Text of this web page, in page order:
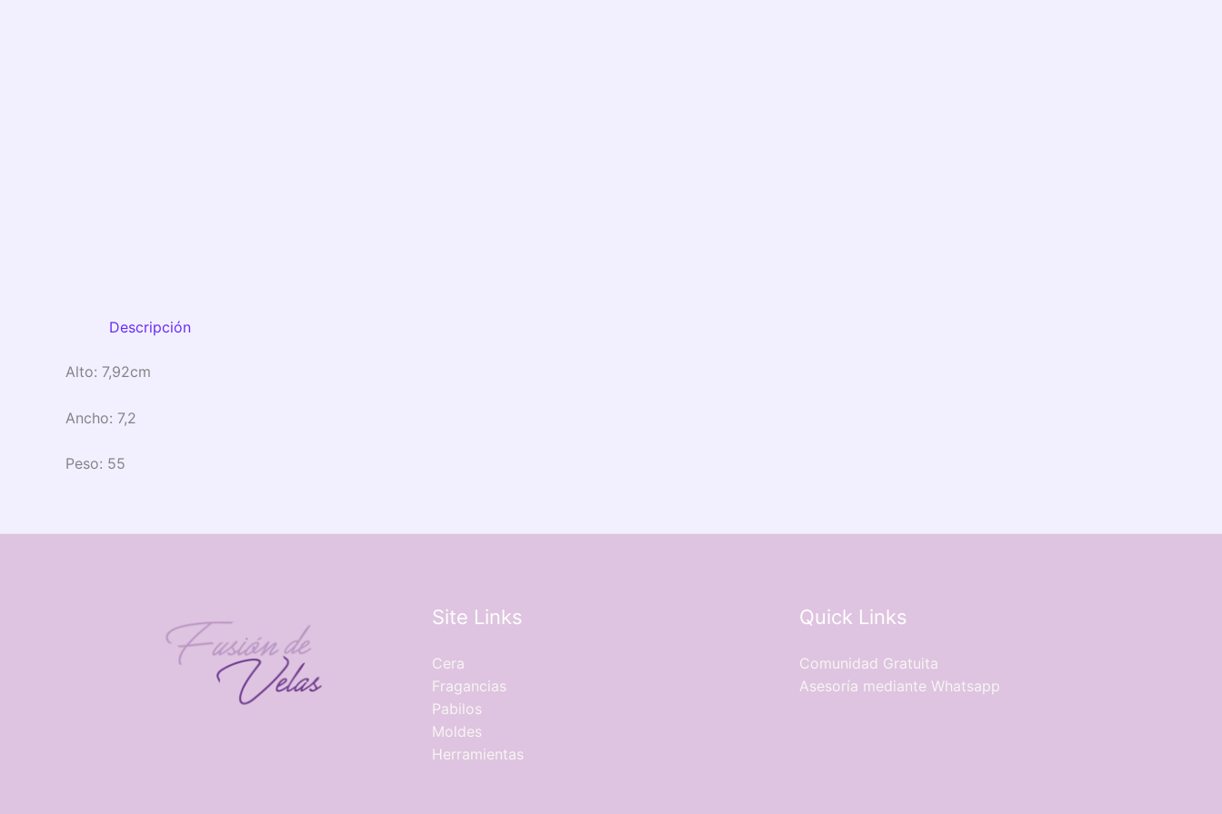
Descripción
Alto: 7,92cm
Ancho: 7,2
Peso: 55
Site Links
Cera
Fragancias
Pabilos
Moldes
Herramientas
Quick Links
Comunidad Gratuita
Asesoría mediante Whatsapp